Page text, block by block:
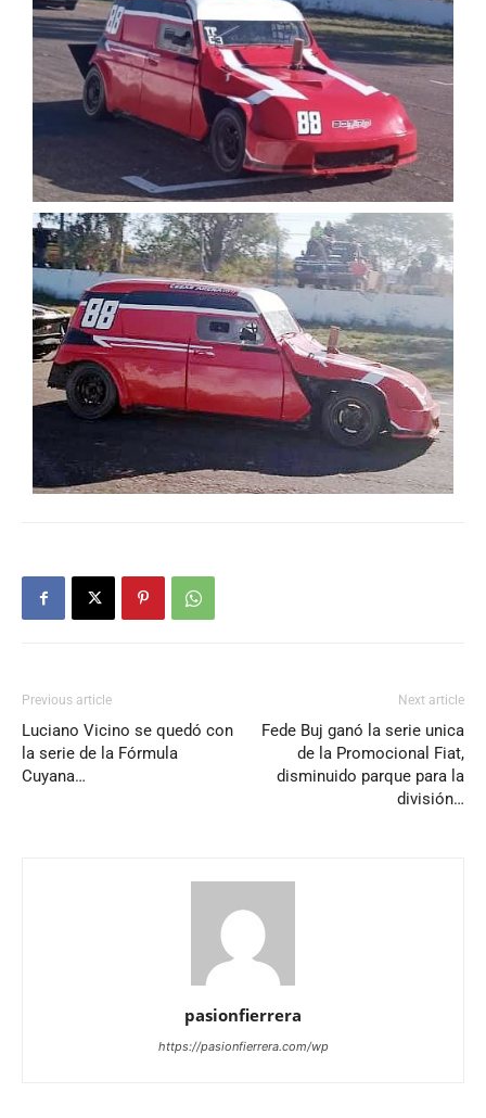
Previous article
Luciano Vicino se quedó con
la serie de la Fórmula
Cuyana…
Next article
Fede Buj ganó la serie unica
de la Promocional Fiat,
disminuido parque para la
división…
pasionfierrera
https://pasionfierrera.com/wp